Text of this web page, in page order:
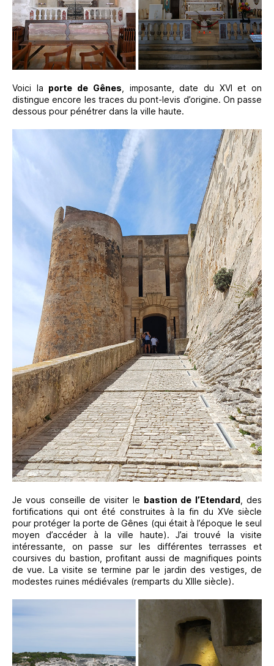
Voici la porte de Gênes , imposante, date du XVI et on
distingue encore les traces du pont-levis d’origine. On passe
dessous pour pénétrer dans la ville haute.
Je vous conseille de visiter le bastion de l’Etendard, des
fortifications qui ont été construites à la fin du XVe siècle
pour protéger la porte de Gênes (qui était à l’époque le seul
moyen d’accéder à la ville haute). J’ai trouvé la visite
intéressante, on passe sur les différentes terrasses et
coursives du bastion, profitant aussi de magnifiques points
de vue. La visite se termine par le jardin des vestiges, de
modestes ruines médiévales (remparts du XIIIe siècle).